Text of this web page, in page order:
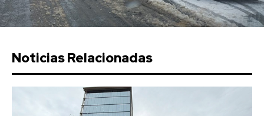
Noticias Relacionadas